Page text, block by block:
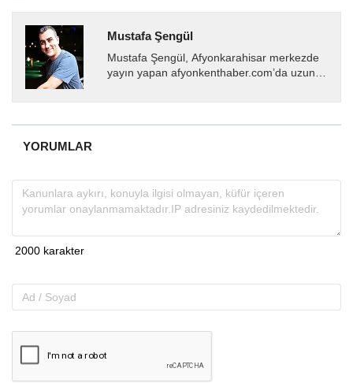
Mustafa Şengül
Mustafa Şengül, Afyonkarahisar merkezde
yayın yapan afyonkenthaber.com’da uzun
almakta, haber akışı...
YORUMLAR